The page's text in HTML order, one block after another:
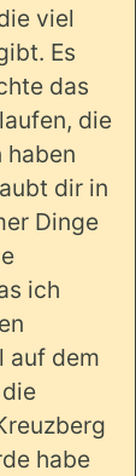
viel
Es
das
die
haben
dir in
Dinge
ich
auf dem
habe